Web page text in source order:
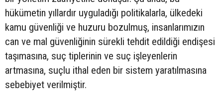
hükümetin yıllardır uyguladığı politikalarla, ülkedeki
kamu güvenliği ve huzuru bozulmuş, insanlarımızın
can ve mal güvenliğinin sürekli tehdit edildiği endişesi
taşımasına, suç tiplerinin ve suç işleyenlerin
artmasına, suçlu ithal eden bir sistem yaratılmasına
sebebiyet verilmiştir.